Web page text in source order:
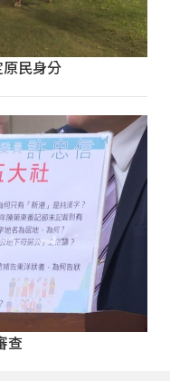
民身分
查